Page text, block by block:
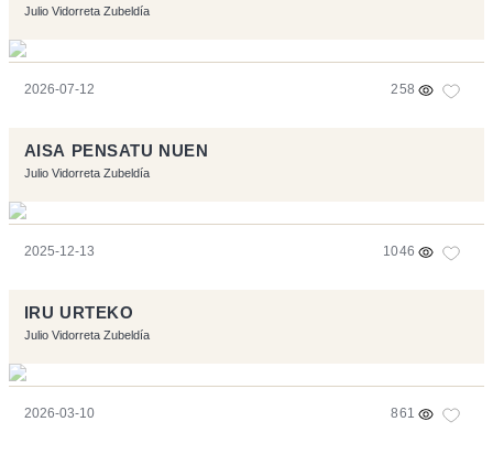
Julio Vidorreta Zubeldía
2026-07-12 258
AISA PENSATU NUEN
Julio Vidorreta Zubeldía
2025-12-13 1046
IRU URTEKO
Julio Vidorreta Zubeldía
2026-03-10 861